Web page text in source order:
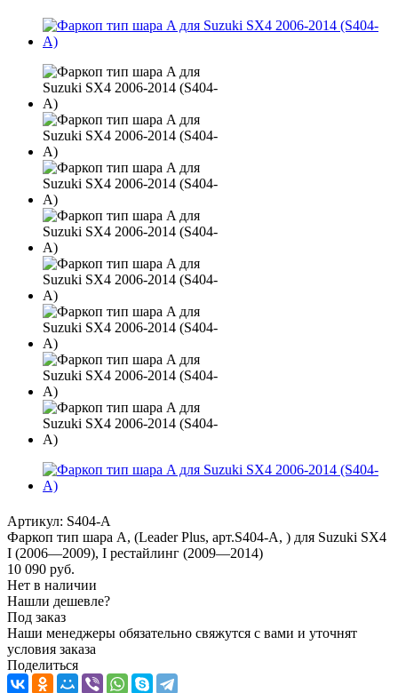
Артикул: S404-A
Фаркоп тип шара A, (Leader Plus, арт.S404-A, ) для Suzuki SX4
I (2006—2009), I рестайлинг (2009—2014)
10 090 руб.
Нет в наличии
Нашли дешевле?
Под заказ
Наши менеджеры обязательно свяжутся с вами и уточнят
условия заказа
Поделиться